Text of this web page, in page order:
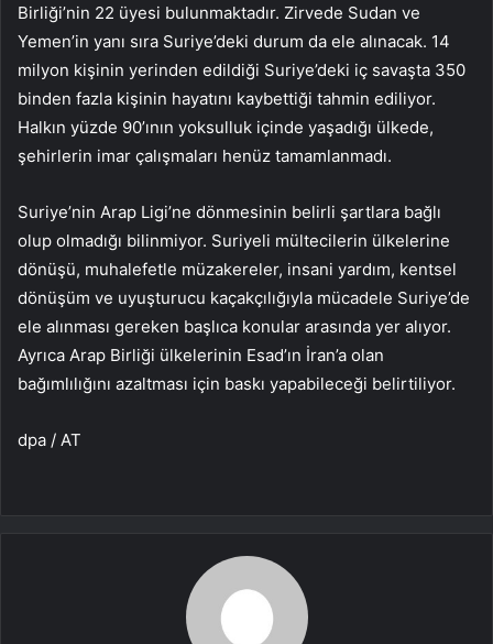
Birliği’nin 22 üyesi bulunmaktadır. Zirvede Sudan ve
Yemen’in yanı sıra Suriye’deki durum da ele alınacak. 14
milyon kişinin yerinden edildiği Suriye’deki iç savaşta 350
binden fazla kişinin hayatını kaybettiği tahmin ediliyor.
Halkın yüzde 90’ının yoksulluk içinde yaşadığı ülkede,
şehirlerin imar çalışmaları henüz tamamlanmadı.
Suriye’nin Arap Ligi’ne dönmesinin belirli şartlara bağlı
olup olmadığı bilinmiyor. Suriyeli mültecilerin ülkelerine
dönüşü, muhalefetle müzakereler, insani yardım, kentsel
dönüşüm ve uyuşturucu kaçakçılığıyla mücadele Suriye’de
ele alınması gereken başlıca konular arasında yer alıyor.
Ayrıca Arap Birliği ülkelerinin Esad’ın İran’a olan
bağımlılığını azaltması için baskı yapabileceği belirtiliyor.
dpa / AT